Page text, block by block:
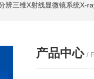
辨三维X射线显微镜系统X-
产品中心 /